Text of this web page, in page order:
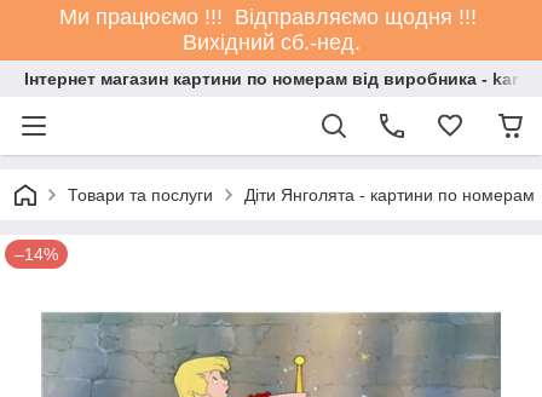
Ми працюємо !!! Відправляємо щодня !!!
Вихідний сб.-нед.
Інтернет магазин картини по номерам від виробника -
Товари та послуги Діти Янголята - картини по номерам
–14%